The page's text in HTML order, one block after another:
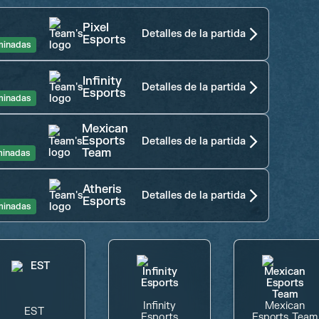
Pixel
Esports
Detalles de la partida
Infinity
Esports
Detalles de la partida
Mexican
Esports
Team
Detalles de la partida
Atheris
Esports
Detalles de la partida
EST
Infinity
Mexican